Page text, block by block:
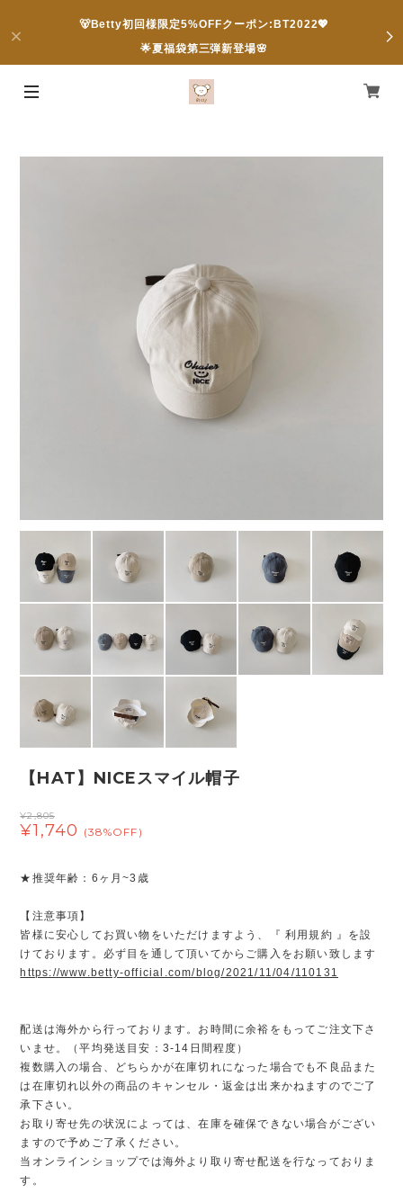
🐻Betty初回様限定5%OFFクーポン:BT2022💖
🌟夏福袋第三弾新登場🌸
【HAT】NICEスマイル帽子
¥2,805
¥1,740 (38%OFF)
★推奨年齢：6ヶ月~3歳
【注意事項】
皆様に安心してお買い物をいただけますよう、『 利用規約 』を設
けております。必ず目を通して頂いてからご購入をお願い致します
https://www.betty-official.com/blog/2021/11/04/110131
配送は海外から行っております。お時間に余裕をもってご注文下さ
いませ。（平均発送目安：3-14日間程度）
複数購入の場合、どちらかが在庫切れになった場合でも不良品また
は在庫切れ以外の商品のキャンセル・返金は出来かねますのでご了
承下さい。
お取り寄せ先の状況によっては、在庫を確保できない場合がござい
ますので予めご了承ください。
当オンラインショップでは海外より取り寄せ配送を行なっておりま
す。